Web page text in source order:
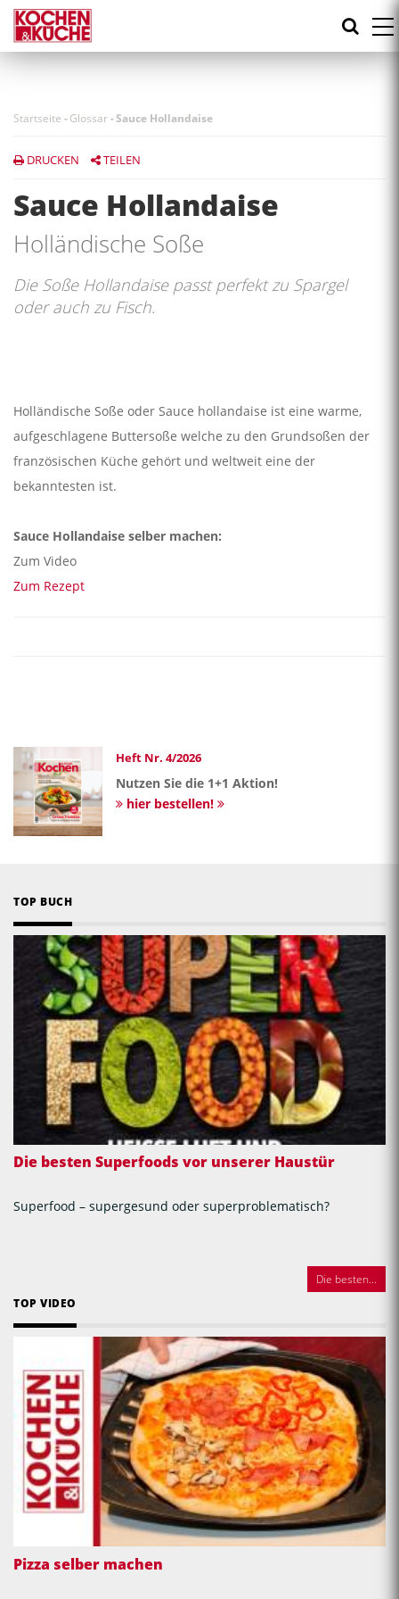
Direkt
zum
Inhalt
Startseite -Glossar-Sauce Hollandaise
DRUCKEN TEILEN
Sauce Hollandaise
Holländische Soße
Die Soße Hollandaise passt perfekt zu Spargel
oder auch zu Fisch.
Holländische Soße oder Sauce hollandaise ist eine warme,
aufgeschlagene Buttersoße welche zu den Grundsoßen der
französischen Küche gehört und weltweit eine der
bekanntesten ist.
Sauce Hollandaise selber machen:
Zum Video
Zum Rezept
Heft Nr. 4/2026
Nutzen Sie die 1+1 Aktion!
hier bestellen!
TOP BUCH
Die besten Superfoods vor unserer Haustür
Superfood – supergesund oder superproblematisch?
Die besten...
TOP VIDEO
Pizza selber machen